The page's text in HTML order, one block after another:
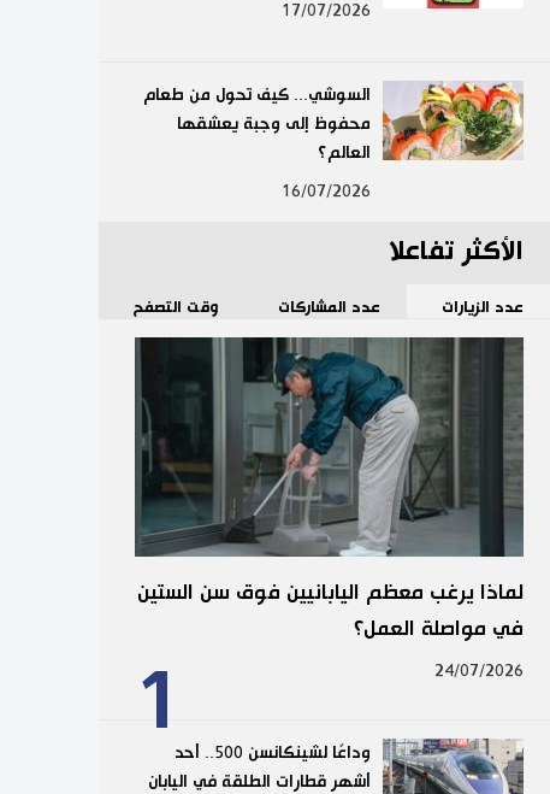
17/07/2026
السوشي... كيف تحول من طعام
محفوظ إلى وجبة يعشقها
العالم؟
16/07/2026
الأكثر تفاعلا
عدد الزيارات عدد المشاركات وقت التصفح
1
لماذا يرغب معظم اليابانيين فوق سن الستين
في مواصلة العمل؟
24/07/2026
وداعًا لشينكانسن 500.. أحد
أشهر قطارات الطلقة في اليابان